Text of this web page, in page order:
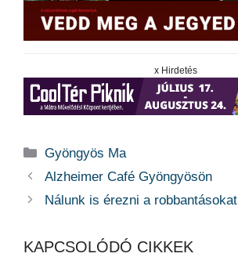
x Hirdetés
Kategória
Gyöngyös Ma
Alzheimer Café Gyöngyösön
Nálunk is érezni a robbantásokat
KAPCSOLÓDÓ CIKKEK